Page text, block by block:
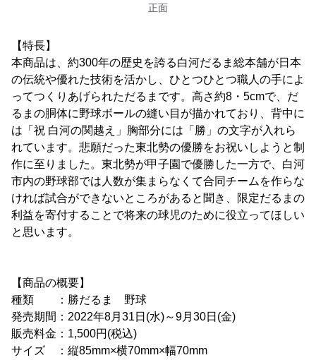
正面
【特長】
本商品は、約300年の歴史を誇る白河だるま総本舗が日本
の伝統や優れた技術を活かし、ひとつひとつ職人の手によ
ってつくりあげられただるまです。高さ約8・5cmで、だ
るまの胴体に野球ボールの縫い目が描かれており、背中に
は「祝 白河の関越え」胸部分には「勝」の文字が入れら
れています。悲願だった東北勢の優勝をお祝いしようと制
作に至りました。東北勢が甲子園で優勝した一方で、白河
市内の野球部では人数が集まらなくて合同チームを作らな
ければ試合ができないところがあると聞き、限定だるまの
利益を寄付することで将来の球児のために役立ってほしい
と思います。
【商品の概要】
種類 ：勝だるま 野球
発売期間：2022年8月31日(水)～9月30日(金)
販売料金：1,500円(税込)
サイズ ：縦85mm×横70mm×幅70mm